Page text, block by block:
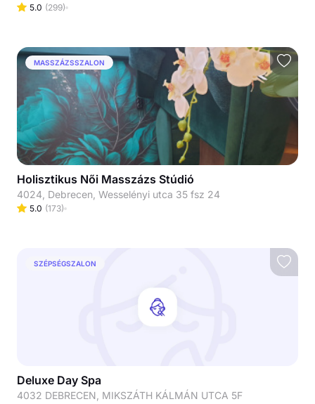
5.0 (299)
MASSZÁZSSZALON
Holisztikus Női Masszázs Stúdió
4024, Debrecen, Wesselényi utca 35 fsz 24
5.0 (173)
SZÉPSÉGSZALON
Deluxe Day Spa
4032 DEBRECEN, MIKSZÁTH KÁLMÁN UTCA 5F